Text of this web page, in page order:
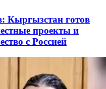
Кыргызстан готов
проекты и
с Россией